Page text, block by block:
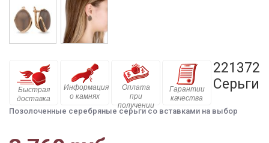
Быстрая
доставка
Информация
о камнях
Оплата
при
получении
Гарантии
качества
221372п
Серьги
Позолоченные серебряные серьги со вставками на выбор